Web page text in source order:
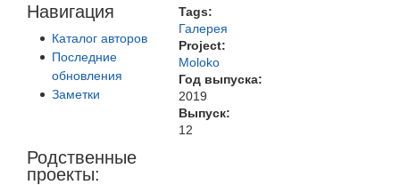
Навигация
Каталог авторов
Последние
обновления
Заметки
Родственные
проекты:
Tags:
Галерея
Project:
Moloko
Год выпуска:
2019
Выпуск:
12